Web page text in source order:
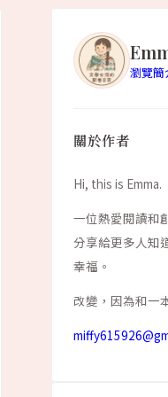
瀏覽簡
關於作者
Hi, this is Emma.
一位熱愛閱讀和
分享給更多人知
幸福。
改變，因為和一